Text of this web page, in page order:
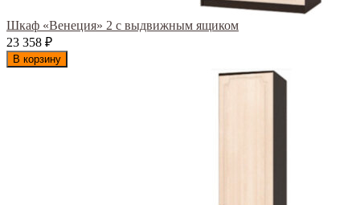
Шкаф «Венеция» 2 с выдвижным ящиком
23 358 ₽
В корзину